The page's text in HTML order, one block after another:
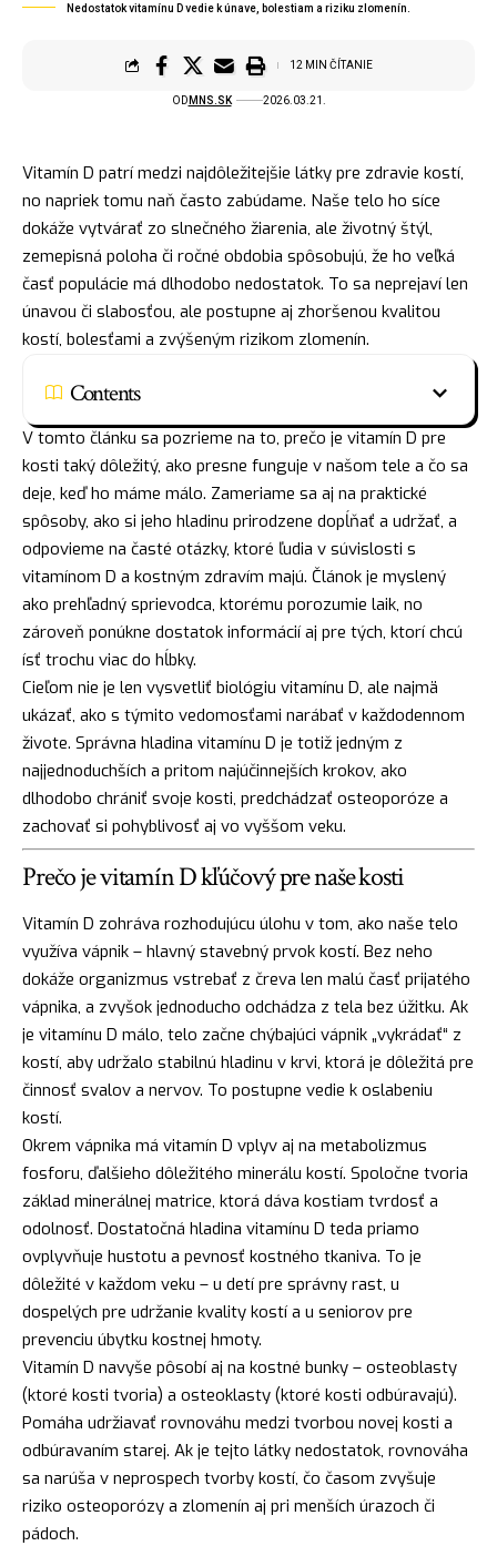
Nedostatok vitamínu D vedie k únave, bolestiam a riziku zlomenín.
OD MNS.SK 2026.03.21.
12 MIN ČÍTANIE
Vitamín D patrí medzi najdôležitejšie látky pre zdravie kostí,
no napriek tomu naň často zabúdame. Naše telo ho síce
dokáže vytvárať zo slnečného žiarenia, ale životný štýl,
zemepisná poloha či ročné obdobia spôsobujú, že ho veľká
časť populácie má dlhodobo nedostatok. To sa neprejaví len
únavou či slabosťou, ale postupne aj zhoršenou kvalitou
kostí, bolesťami a zvýšeným rizikom zlomenín.
Contents
V tomto článku sa pozrieme na to, prečo je vitamín D pre
kosti taký dôležitý, ako presne funguje v našom tele a čo sa
deje, keď ho máme málo. Zameriame sa aj na praktické
spôsoby, ako si jeho hladinu prirodzene dopĺňať a udržať, a
odpovieme na časté otázky, ktoré ľudia v súvislosti s
vitamínom D a kostným zdravím majú. Článok je myslený
ako prehľadný sprievodca, ktorému porozumie laik, no
zároveň ponúkne dostatok informácií aj pre tých, ktorí chcú
ísť trochu viac do hĺbky.
Cieľom nie je len vysvetliť biológiu vitamínu D, ale najmä
ukázať, ako s týmito vedomosťami narábať v každodennom
živote. Správna hladina vitamínu D je totiž jedným z
najjednoduchších a pritom najúčinnejších krokov, ako
dlhodobo chrániť svoje kosti, predchádzať osteoporóze a
zachovať si pohyblivosť aj vo vyššom veku.
Prečo je vitamín D kľúčový pre naše kosti
Vitamín D zohráva rozhodujúcu úlohu v tom, ako naše telo
využíva vápnik – hlavný stavebný prvok kostí. Bez neho
dokáže organizmus vstrebať z čreva len malú časť prijatého
vápnika, a zvyšok jednoducho odchádza z tela bez úžitku. Ak
je vitamínu D málo, telo začne chýbajúci vápnik „vykrádať“ z
kostí, aby udržalo stabilnú hladinu v krvi, ktorá je dôležitá pre
činnosť svalov a nervov. To postupne vedie k oslabeniu
kostí.
Okrem vápnika má vitamín D vplyv aj na metabolizmus
fosforu, ďalšieho dôležitého minerálu kostí. Spoločne tvoria
základ minerálnej matrice, ktorá dáva kostiam tvrdosť a
odolnosť. Dostatočná hladina vitamínu D teda priamo
ovplyvňuje hustotu a pevnosť kostného tkaniva. To je
dôležité v každom veku – u detí pre správny rast, u
dospelých pre udržanie kvality kostí a u seniorov pre
prevenciu úbytku kostnej hmoty.
Vitamín D navyše pôsobí aj na kostné bunky – osteoblasty
(ktoré kosti tvoria) a osteoklasty (ktoré kosti odbúravajú).
Pomáha udržiavať rovnováhu medzi tvorbou novej kosti a
odbúravaním starej. Ak je tejto látky nedostatok, rovnováha
sa narúša v neprospech tvorby kostí, čo časom zvyšuje
riziko osteoporózy a zlomenín aj pri menších úrazoch či
pádoch.